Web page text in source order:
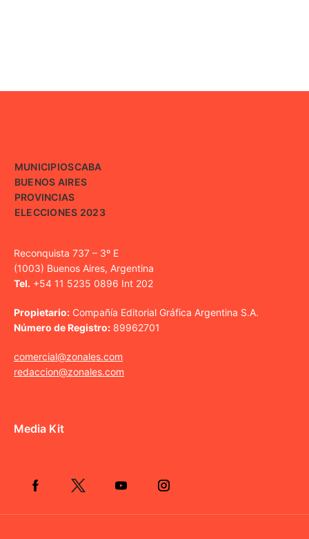
MUNICIPIOSCABA
BUENOS AIRES
PROVINCIAS
ELECCIONES 2023
Reconquista 737 – 3º E
(1003) Buenos Aires, Argentina
Tel. +54 11 5235 0896 Int 202
Propietario: Compañía Editorial Gráfica Argentina S.A.
Número de Registro: 89962701
comercial@zonales.com
redaccion@zonales.com
Media Kit